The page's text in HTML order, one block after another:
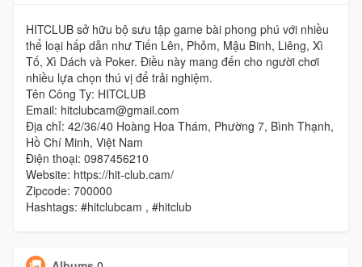
HITCLUB sở hữu bộ sưu tập game bài phong phú với nhiều
thể loại hấp dẫn như Tiến Lên, Phỏm, Mậu Binh, Liêng, Xì
Tố, Xì Dách và Poker. Điều này mang đến cho người chơi
nhiều lựa chọn thú vị để trải nghiệm.
Tên Công Ty: HITCLUB
Email: hitclubcam@gmail.com
Địa chỉ: 42/36/40 Hoàng Hoa Thám, Phường 7, Bình Thạnh,
Hồ Chí Minh, Việt Nam
Điện thoại: 0987456210
Website: https://hit-club.cam/
Zipcode: 700000
Hashtags: #hitclubcam , #hitclub